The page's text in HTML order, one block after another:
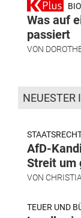
Was auf
passiert
VON
NEUESTER
AfD-
Streit um
VON
TEUER UND